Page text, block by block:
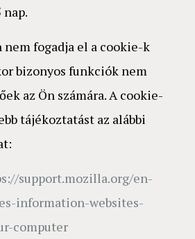
fogadja el a cookie-k
bizonyos funkciók nem
az Ön számára. A cookie-
tájékoztatást az alábbi
support.mozilla.org/en-
information-websites-
computer